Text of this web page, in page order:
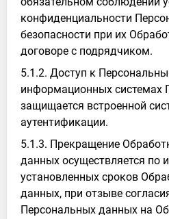
конфиденциальности
безопасности при их
договоре с подрядчиком.
5.1.2. Доступ к
информационных системах
защищается встроенной
аутентификации.
5.1.3. Прекращение
данных осуществляется по
установленных сроков
данных, при отзыве
Персональных данных на